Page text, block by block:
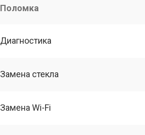
Поломка
Диагностика
Замена стекла
Замена Wi-Fi